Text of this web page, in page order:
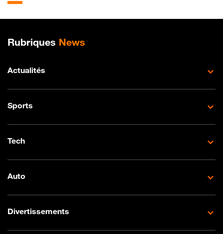
Plan de site
Rubriques News
Actualités
Sports
Tech
Auto
Divertissements